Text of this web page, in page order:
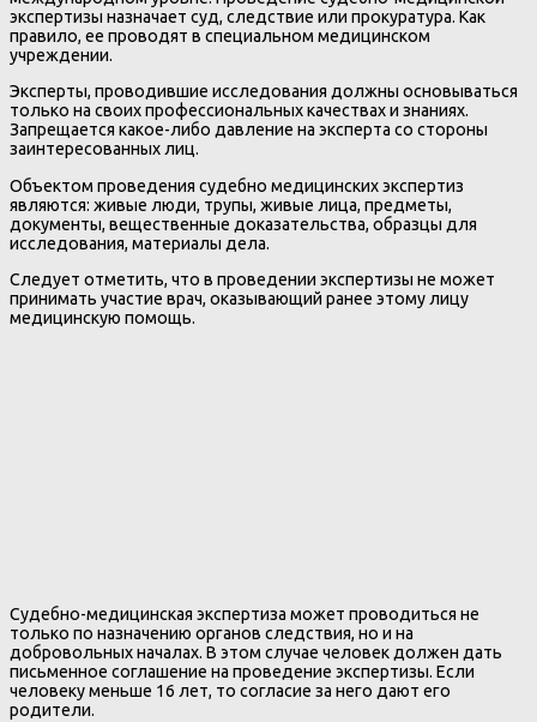
экспертизы назначает суд, следствие или прокуратура. Как
правило, ее проводят в специальном медицинском
учреждении.
Эксперты, проводившие исследования должны основываться
только на своих профессиональных качествах и знаниях.
Запрещается какое-либо давление на эксперта со стороны
заинтересованных лиц.
Объектом проведения судебно медицинских экспертиз
являются: живые люди, трупы, живые лица, предметы,
документы, вещественные доказательства, образцы для
исследования, материалы дела.
Следует отметить, что в проведении экспертизы не может
принимать участие врач, оказывающий ранее этому лицу
медицинскую помощь.
Судебно-медицинская экспертиза может проводиться не
только по назначению органов следствия, но и на
добровольных началах. В этом случае человек должен дать
письменное соглашение на проведение экспертизы. Если
человеку меньше 16 лет, то согласие за него дают его
родители.